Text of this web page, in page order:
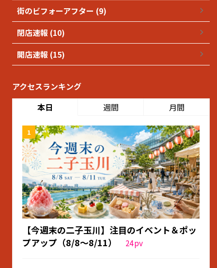
街のビフォーアフター (9)
閉店速報 (10)
開店速報 (15)
アクセスランキング
本日
週間 月間
【今週末の二子玉川】注目のイベント＆ポッ
プアップ（8/8〜8/11）
24pv